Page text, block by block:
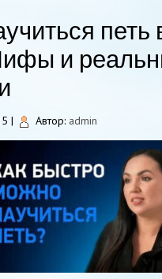
петь
и
| Автор: admin